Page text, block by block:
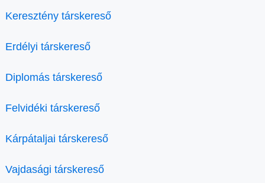
Keresztény társkereső
Erdélyi társkereső
Diplomás társkereső
Felvidéki társkereső
Kárpátaljai társkereső
Vajdasági társkereső